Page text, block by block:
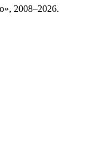
2008–2026.